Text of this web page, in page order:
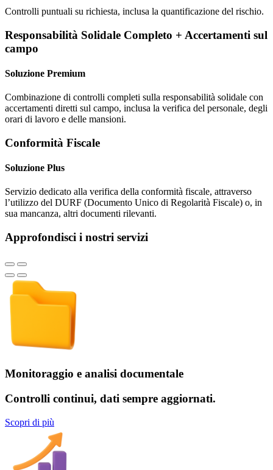
Controlli puntuali su richiesta, inclusa la quantificazione del rischio.
Responsabilità Solidale Completo + Accertamenti sul
campo
Soluzione Premium
Combinazione di controlli completi sulla responsabilità solidale con
accertamenti diretti sul campo, inclusa la verifica del personale, degli
orari di lavoro e delle mansioni.
Conformità Fiscale
Soluzione Plus
Servizio dedicato alla verifica della conformità fiscale, attraverso
l’utilizzo del DURF (Documento Unico di Regolarità Fiscale) o, in
sua mancanza, altri documenti rilevanti.
Approfondisci i nostri servizi
Monitoraggio e analisi documentale
Controlli continui, dati sempre aggiornati.
Scopri di più